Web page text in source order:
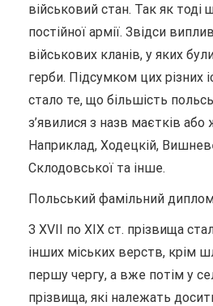
військовий стан. Так як
постійної армії. Звідси
військових кланів, у яких
герби. Підсумком цих різних
стало те, що більшість
з’явилися з назв маєтків або
Наприклад, Ходецкій,
Склодовської та інше.
Польський фамільний
З XVII по XIX ст. прізвища
інших міських верств, крім
першу чергу, а вже потім у
прізвища, які належать